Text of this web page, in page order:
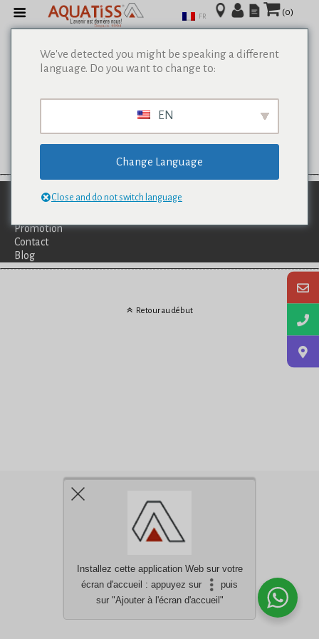
(0)
FR
We've detected you might be speaking a different
language. Do you want to change to:
EN
Change Language
Close and do not switch language
Besoin d'aide?discutez avec nous
Catalogues
Promotion
Contact
Blog
Retour au début
Installez cette application Web sur votre
écran d'accueil : appuyez sur
puis
sur "Ajouter à l'écran d'accueil"